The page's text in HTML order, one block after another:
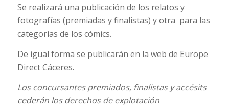
Se realizará una publicación de los relatos y
fotografías (premiadas y finalistas) y otra para las
categorías de los cómics.
De igual forma se publicarán en la web de Europe
Direct Cáceres.
Los concursantes premiados, finalistas y accésits
cederán los derechos de explotación